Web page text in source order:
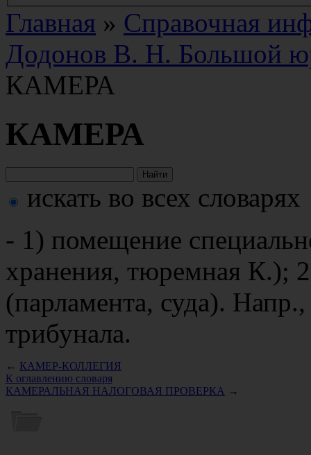
Главная » Справочная
Додонов В. Н. Большой
КАМЕРА
КАМЕРА
искать во всех словарях
- 1) помещение
хранения, тюремная К.);
(парламента, суда).
трибунала.
←
КАМЕР-КОЛЛЕГИЯ
К оглавлению словаря
КАМЕРАЛЬНАЯ НАЛОГОВАЯ ПРОВЕРКА →